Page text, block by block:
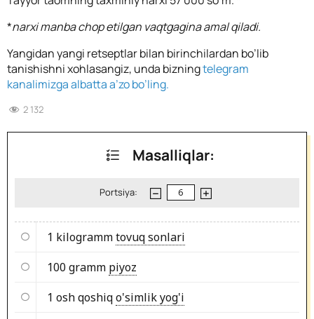
*narxi manba chop etilgan vaqtgagina amal qiladi.
Yangidan yangi retseptlar bilan birinchilardan bo’lib
tanishishni xohlasangiz, unda bizningtelegram
kanalimizga albatta a’zo bo’ling.
2 132
Masalliqlar:
Portsiya:
1 kilogrammtovuq sonlari
100 gramm piyoz
1 osh qoshiqo'simlik yog'i